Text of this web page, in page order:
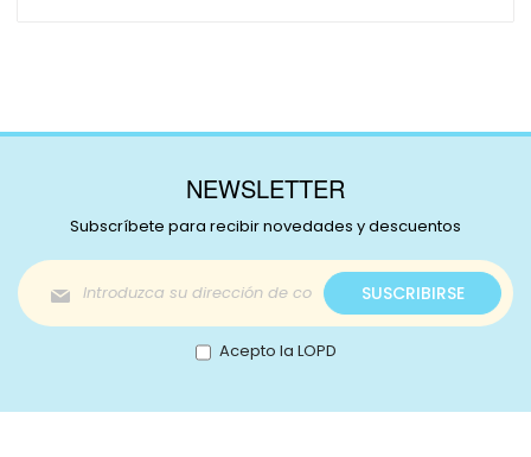
NEWSLETTER
Subscríbete para recibir novedades y descuentos
Inscríbase
a
nuestro
boletín
de
SUSCRIBIRSE
Acepto la LOPD